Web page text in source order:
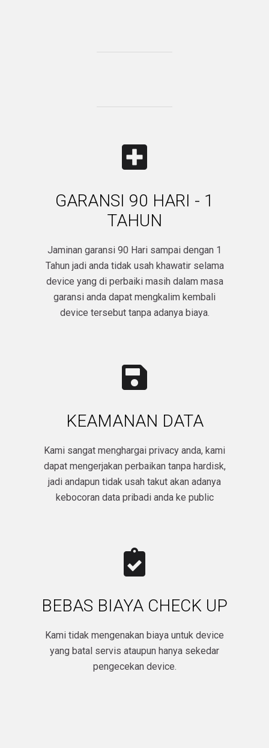
GARANSI 90 HARI - 1
TAHUN
Jaminan garansi 90 Hari sampai dengan 1
Tahun jadi anda tidak usah khawatir selama
device yang di perbaiki masih dalam masa
garansi anda dapat mengkalim kembali
device tersebut tanpa adanya biaya.​
KEAMANAN DATA
Kami sangat menghargai privacy anda, kami
dapat mengerjakan perbaikan tanpa hardisk,
jadi andapun tidak usah takut akan adanya
kebocoran data pribadi anda ke public​
BEBAS BIAYA CHECK UP
Kami tidak mengenakan biaya untuk device
yang batal servis ataupun hanya sekedar
pengecekan device.​